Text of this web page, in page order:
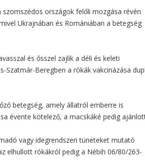
országok felőli mozgása révén
Ukrajnában és Romániában a betegség
és ősszel zajlik a déli és keleti
Szatmár-Beregben a rókák vakcinázása
betegség, amely állatról emberre is
évente kötelező, a macskáké pedig
vagy idegrendszeri tüneteket mutató
elhullott rókákról pedig a Nébih 06/80/263-